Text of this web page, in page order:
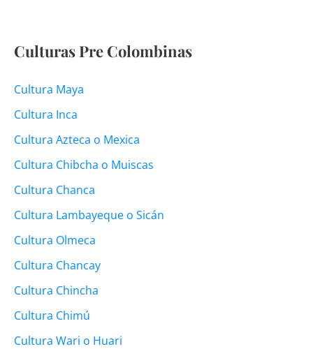
Culturas Pre Colombinas
Cultura Maya
Cultura Inca
Cultura Azteca o Mexica
Cultura Chibcha o Muiscas
Cultura Chanca
Cultura Lambayeque o Sicán
Cultura Olmeca
Cultura Chancay
Cultura Chincha
Cultura Chimú
Cultura Wari o Huari